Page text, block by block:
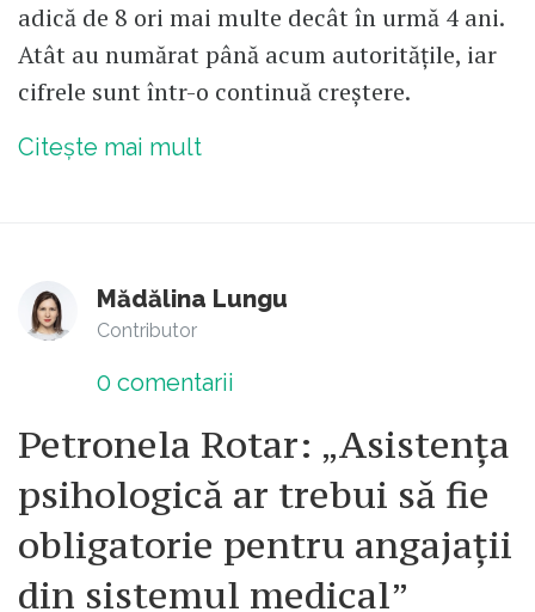
adică de 8 ori mai multe decât în urmă 4 ani.
Atât au numărat până acum autoritățile, iar
cifrele sunt într-o continuă creștere.
Citește mai mult
Mădălina Lungu
Contributor
0 comentarii
Petronela Rotar: „Asistența
psihologică ar trebui să fie
obligatorie pentru angajații
din sistemul medical”